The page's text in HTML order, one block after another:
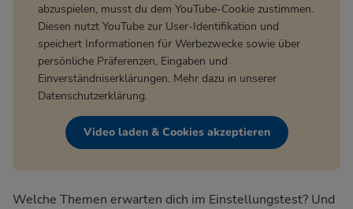
abzuspielen, musst du dem YouTube-Cookie zustimmen.
Diesen nutzt YouTube zur User-Identifikation und
speichert Informationen für Werbezwecke sowie über
persönliche Präferenzen, Eingaben und
Einverständniserklärungen. Mehr dazu in unserer
Datenschutzerklärung.
Video laden & Cookies akzeptieren
Welche Themen erwarten dich im Einstellungstest? Und